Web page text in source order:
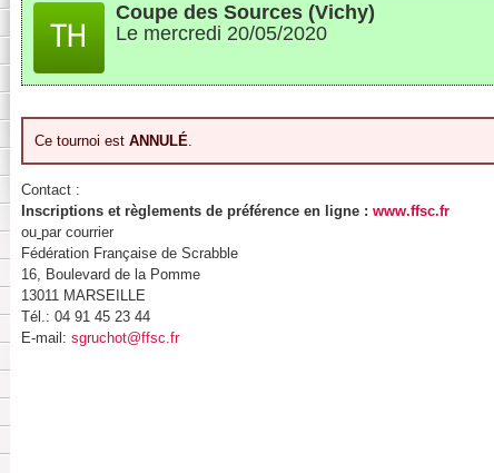
Coupe des Sources (Vichy)
Le mercredi 20/05/2020
Ce tournoi est ANNULÉ
Contact :
Inscriptions et règlements de préférence en ligne : www.ffsc.fr
ou par courrier
Fédération Française de Scrabble
16, Boulevard de la Pomme
13011 MARSEILLE
Tél.: 04 91 45 23 44
E-mail: sgruchot@ffsc.fr